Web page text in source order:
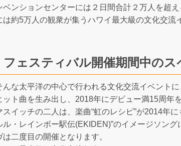
ベンションセンターには２日間合計２万人を超
は約5万人の観衆が集うハワイ最大級の文化交流
フェスティバル開催期間中の
んな太平洋の中心で行われる文化交流イベント
ット曲を生み出し、2018年にデビュー満15周年
スイッチの二人は、楽曲“虹のレシピ”が2014年
ル・レインボー駅伝(EKIDEN)”のイメージソン
は二度目の開催となります。